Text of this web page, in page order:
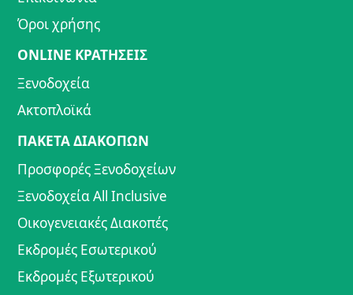
Όροι χρήσης
ONLINE ΚΡΑΤΗΣΕΙΣ
Ξενοδοχεία
Ακτοπλοϊκά
ΠΑΚΕΤΑ ΔΙΑΚΟΠΩΝ
Προσφορές Ξενοδοχείων
Ξενοδοχεία All Inclusive
Οικογενειακές Διακοπές
Εκδρομές Εσωτερικού
Εκδρομές Εξωτερικού